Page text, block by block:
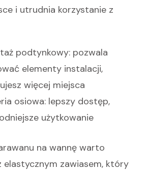
i utrudnia korzystanie z
podtynkowy: pozwala
elementy instalacji,
więcej miejsca
osiowa: lepszy dostęp,
użytkowanie
na wannę warto
zawiasem, który